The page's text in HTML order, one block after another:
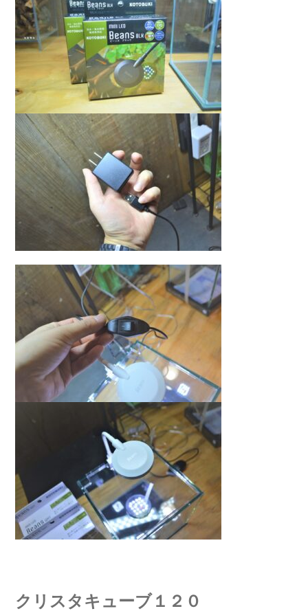
クリスタキューブ１２０